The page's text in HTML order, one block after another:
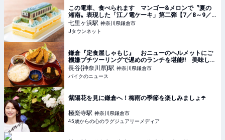
この電車、食べられます マンゴー&メロンで〝夏の
湘南〟表現した「江ノ電ケーキ」第二弾【7／8～9／
23】｜Jタウンネット
七里ヶ浜駅 神奈川県鎌倉市
Jタウンネット
鎌倉『定食屋しゃもじ』 おニューのヘルメットにご
機嫌プチツーリングで遅めのランチを堪能!! 美味しい
アジフライを求めて走る旅
長谷(神奈川県)駅 神奈川県鎌倉市
バイクのニュース
紫陽花を見に鎌倉へ！梅雨の季節を楽しみましょ☂️
極楽寺駅 神奈川県鎌倉市
45歳からの心のラグジュアリーメディア